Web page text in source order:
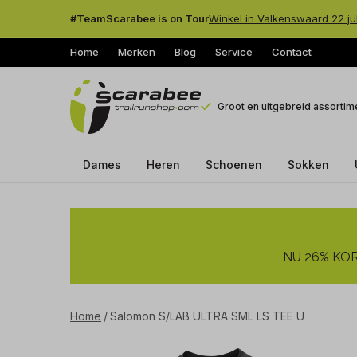
#TeamScarabee is on TourWinkel in Valkenswaard 22
Home Merken Blog Service Contact
Groot en uitgebreid
Dames Heren Schoenen Sokken
Salomon
ULTRA
SML
NU 26%
Home Salomon S/LAB ULTRA SML LS TEE U